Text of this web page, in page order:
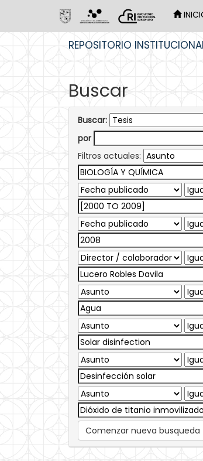
REPOSITORIO
Buscar
Buscar:
por
Filtros actuales:
Comenzar nueva busqueda